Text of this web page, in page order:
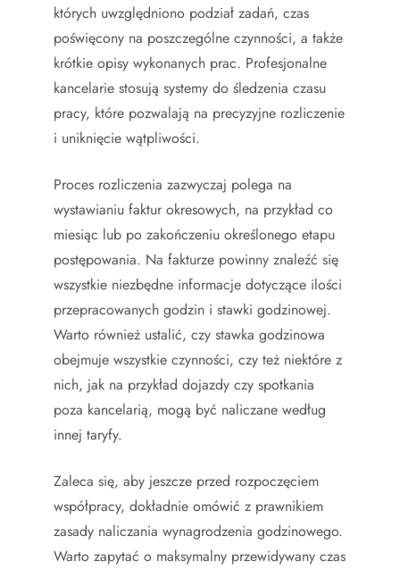
których uwzględniono podział zadań, czas
poświęcony na poszczególne czynności, a także
krótkie opisy wykonanych prac. Profesjonalne
kancelarie stosują systemy do śledzenia czasu
pracy, które pozwalają na precyzyjne rozliczenie
i uniknięcie wątpliwości.
Proces rozliczenia zazwyczaj polega na
wystawianiu faktur okresowych, na przykład co
miesiąc lub po zakończeniu określonego etapu
postępowania. Na fakturze powinny znaleźć się
wszystkie niezbędne informacje dotyczące ilości
przepracowanych godzin i stawki godzinowej.
Warto również ustalić, czy stawka godzinowa
obejmuje wszystkie czynności, czy też niektóre z
nich, jak na przykład dojazdy czy spotkania
poza kancelarią, mogą być naliczane według
innej taryfy.
Zaleca się, aby jeszcze przed rozpoczęciem
współpracy, dokładnie omówić z prawnikiem
zasady naliczania wynagrodzenia godzinowego.
Warto zapytać o maksymalny przewidywany czas